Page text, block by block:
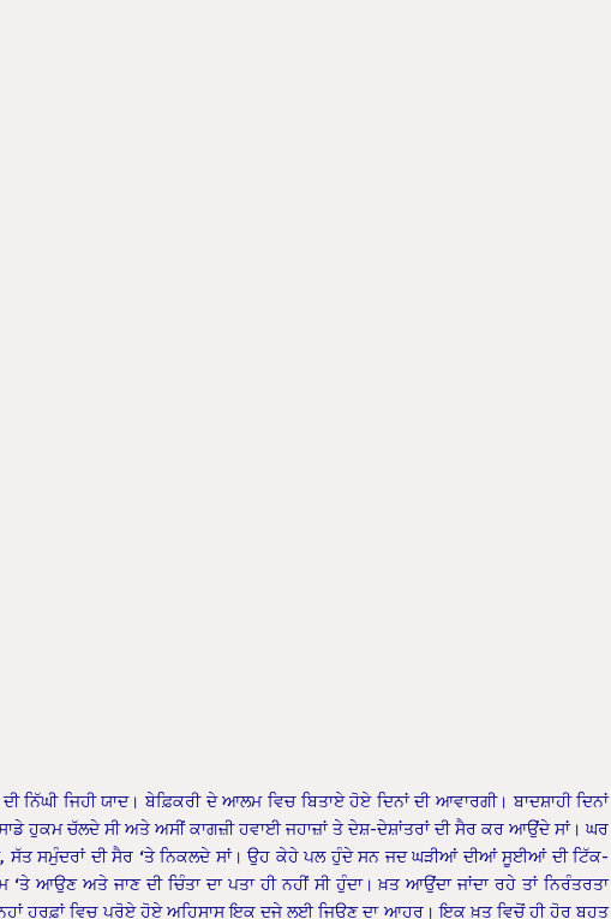
ਜਿਹੀ ਯਾਦ। ਬੇਫ਼ਿਕਰੀ ਦੇ ਆਲਮ ਵਿਚ ਬਿਤਾਏ ਹੋਏ ਦਿਨਾਂ ਦੀ ਆਵਾਰਗੀ। ਬਾਦਸ਼ਾਹੀ ਦਿਨਾਂ
ਹੁਕਮ ਚੱਲਦੇ ਸੀ ਅਤੇ ਅਸੀਂ ਕਾਗਜ਼ੀ ਹਵਾਈ ਜਹਾਜ਼ਾਂ ਤੇ ਦੇਸ਼-ਦੇਸ਼ਾਂਤਰਾਂ ਦੀ ਸੈਰ ਕਰ ਆਉਂਦੇ ਸਾਂ। ਘਰ
ਸੱਤ ਸਮੁੰਦਰਾਂ ਦੀ ਸੈਰ ‘ਤੇ ਨਿਕਲਦੇ ਸਾਂ। ਉਹ ਕੇਹੇ ਪਲ ਹੁੰਦੇ ਸਨ ਜਦ ਘੜੀਆਂ ਦੀਆਂ ਸੂਈਆਂ ਦੀ ਟਿੱਕ-
‘ਤੇ ਆਉਣ ਅਤੇ ਜਾਣ ਦੀ ਚਿੰਤਾ ਦਾ ਪਤਾ ਹੀ ਨਹੀਂ ਸੀ ਹੁੰਦਾ। ਖ਼ਤ ਆਉਂਦਾ ਜਾਂਦਾ ਰਹੇ ਤਾਂ ਨਿਰੰਤਰਤਾ
ਹਰਫ਼ਾਂ ਵਿਚ ਪਰੋਏ ਹੋਏ ਅਹਿਸਾਸ ਇਕ ਦੂਜੇ ਲਈ ਜਿਊਣ ਦਾ ਆਹਰ। ਇਕ ਖ਼ਤ ਵਿਚੋਂ ਹੀ ਹੋਰ ਬਹੁਤ